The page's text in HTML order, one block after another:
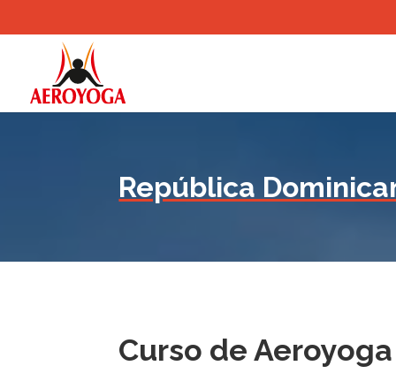
República
Curso de